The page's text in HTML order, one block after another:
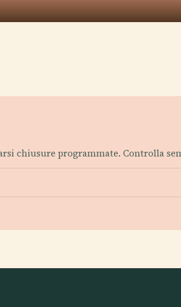
chiusure programmate. Controlla